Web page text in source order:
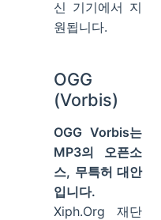
신 기기에서 지
원됩니다.
OGG
(Vorbis)
OGG Vorbis는
MP3의 오픈소
스, 무특허 대안
입니다.
Xiph.Org 재단